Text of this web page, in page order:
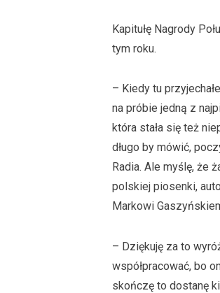
Kapitułę Nagrody
tym roku.
– Kiedy tu
na próbie jedną z
która stała się też
długo by mówić,
Radia. Ale myślę, że
polskiej piosenki,
Markowi
– Dziękuję za to
współpracować, bo
skończę to dostanę